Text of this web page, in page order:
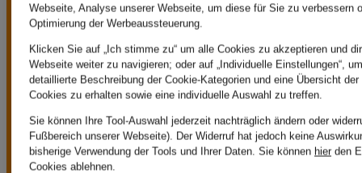
UNSERE
VORTEILE
Webseite, Analyse unserer Webseite, um diese für Sie zu verbessern
Optimierung der Werbeaussteuerung.
Klicken Sie auf „Ich stimme zu“ um alle Cookies zu akzeptieren und
Webseite weiter zu navigieren; oder auf „Individuelle Einstellungen“,
detaillierte Beschreibung der Cookie-Kategorien und eine Übersicht
Cookies zu erhalten sowie eine individuelle Auswahl zu treffen.
Sie können Ihre Tool-Auswahl jederzeit nachträglich ändern oder
Fußbereich unserer Webseite). Der Widerruf hat jedoch keine
bisherige Verwendung der Tools und Ihrer Daten. Sie können hier den
Cookies ablehnen.